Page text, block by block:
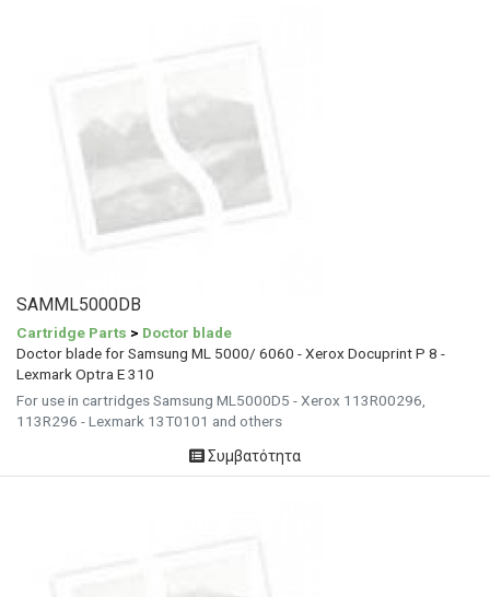
SAMML5000DB
Cartridge Parts > Doctor blade
Doctor blade for Samsung ML 5000/ 6060 - Xerox Docuprint P 8 -
Lexmark Optra E 310
For use in cartridges Samsung ML5000D5 - Xerox 113R00296,
113R296 - Lexmark 13T0101 and others
Συμβατότητα